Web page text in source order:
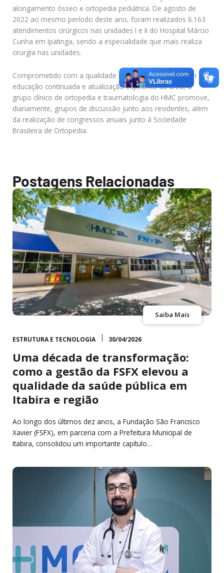
alongamento ósseo e ortopedia pediátrica. De agosto de
2022 ao mesmo período deste ano, foram realizados 6.163
atendimentos cirúrgicos nas unidades I e II do Hospital Márcio
Cunha em Ipatinga, sendo a especialidade que mais realiza
cirurgia nas unidades.
Comprometido com a qualidade nos atendimentos, além da
educação continuada e atualização específica da área, o
grupo clínico de ortopedia e traumatologia do HMC promove,
diariamente, grupos de discussão junto aos residentes, além
da realização de congressos anuais junto à Sociedade
Brasileira de Ortopedia.
Postagens Relacionadas
Saiba Mais
ESTRUTURA E TECNOLOGIA 30/04/2026
Uma década de transformação:
como a gestão da FSFX elevou a
qualidade da saúde pública em
Itabira e região
Ao longo dos últimos dez anos, a Fundação São Francisco
Xavier (FSFX), em parceria com a Prefeitura Municipal de
Itabira, consolidou um importante capítulo…